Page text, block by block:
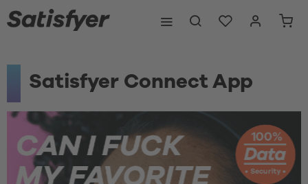
Satisfyer Connect App